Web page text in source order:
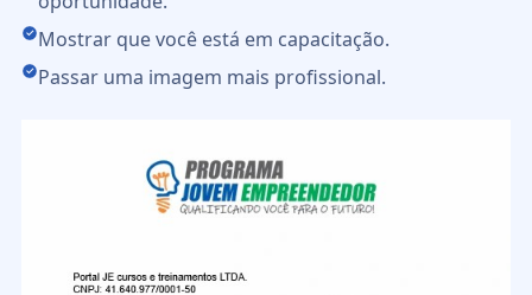
Mostrar que você está em capacitação.
Passar uma imagem mais profissional.